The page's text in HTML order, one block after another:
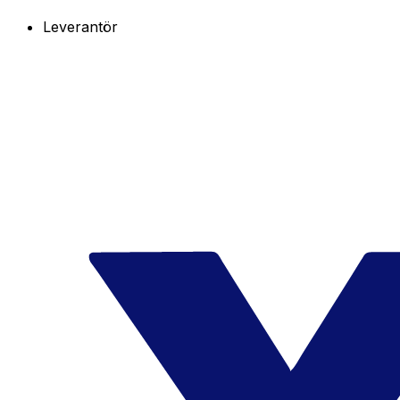
Leverantör